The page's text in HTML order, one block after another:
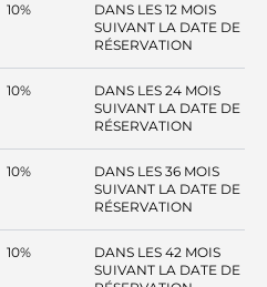
10%
DANS LES 12 MOIS
SUIVANT LA DATE DE
RÉSERVATION
10%
DANS LES 24 MOIS
SUIVANT LA DATE DE
RÉSERVATION
10%
DANS LES 36 MOIS
SUIVANT LA DATE DE
RÉSERVATION
10%
DANS LES 42 MOIS
SUIVANT LA DATE DE